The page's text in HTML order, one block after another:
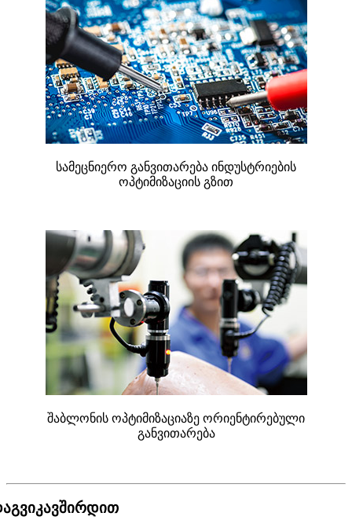
სამეცნიერო განვითარება ინდუსტრიების
ოპტიმიზაციის გზით
შაბლონის ოპტიმიზაციაზე ორიენტირებული
განვითარება